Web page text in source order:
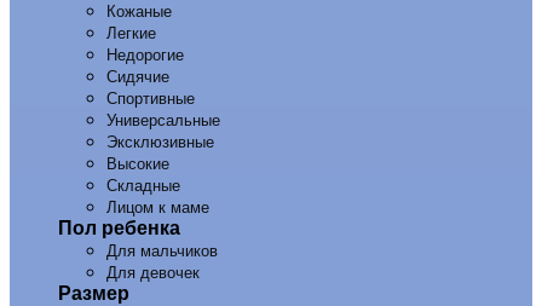
Кожаные
Легкие
Недорогие
Сидячие
Спортивные
Универсальные
Эксклюзивные
Высокие
Складные
Лицом к маме
Пол ребенка
Для мальчиков
Для девочек
Размер